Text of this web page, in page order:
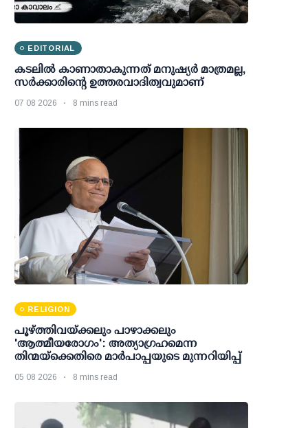
EDITORIAL
കടലിൽ കാണാതാകുന്നത് മനുഷ്യർ മാത്രമല്ല,
സർക്കാരിന്റെ ഉത്തരവാദിത്വവുമാണ്
07 08 2026 8 mins read
RELIGION
പൂഴ്ത്തിവയ്ക്കലും പാഴാക്കലും
'ആത്മീയരോഗം': അത്യാഗ്രഹമെന്ന
തിന്മയ്ക്കെതിരെ മാർപാപ്പയുടെ മുന്നറിയിപ്പ്
05 08 2026 8 mins read